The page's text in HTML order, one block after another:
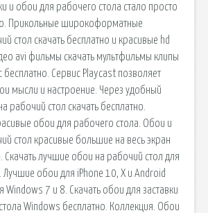
и обои для рабочего стола стало просто
Прикольные широкоформатные
стол скачать бесплатно и красивые hd
avi фильмы скачать мультфильмы клипы
бесплатно. Сервис Playcast позволяет
мысли и настроение. Через удобный
рабочий стол скачать бесплатно.
обои для рабочего стола. Обои и
стол красивые большие на весь экран
Скачать лучшие обои на рабочий стол для
Лучшие обои для iPhone 10, X и Android
Windows 7 и 8. Скачать обои для заставки
Windows бесплатно. Коллекция. Обои